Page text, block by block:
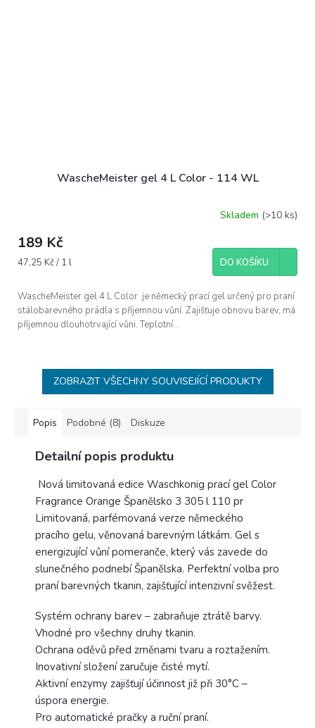
WascheMeister gel 4 L Color - 114 WL
Skladem (>10 ks)
189 Kč
Měrná
47,25 Kč / 1 l DO KOŠÍKU
WascheMeister gel 4 L Color je německý prací gel určený pro praní
stálobarevného prádla s příjemnou vůní. Zajišťuje obnovu barev, má
příjemnou dlouhotrvající vůni. Teplotní...
ZOBRAZIT VŠECHNY SOUVISEJÍCÍ PRODUKTY
Popis Podobné (8) Diskuze
Detailní popis produktu
Nová limitovaná edice Waschkonig prací gel Color
Fragrance Orange Španělsko 3 305 l 110 pr
Limitovaná, parfémovaná verze německého
pracího gelu, věnovaná barevným látkám. Gel s
energizující vůní pomeranče, který vás zavede do
slunečného podnebí Španělska. Perfektní volba pro
praní barevných tkanin, zajišťující intenzivní svěžest.
Systém ochrany barev – zabraňuje ztrátě barvy.
Vhodné pro všechny druhy tkanin.
Ochrana oděvů před změnami tvaru a roztažením.
Inovativní složení zaručuje čisté mytí.
Aktivní enzymy zajišťují účinnost již při 30°C –
úspora energie.
Pro automatické pračky a ruční praní.